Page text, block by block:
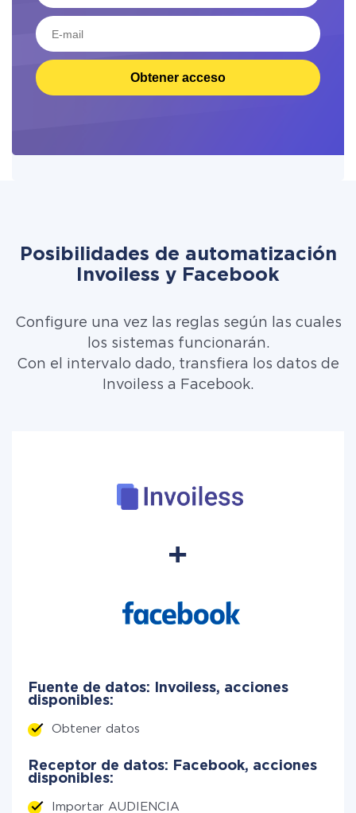
Obtener acceso
Posibilidades de automatización
Invoiless y Facebook
Configure una vez las reglas según las cuales
los sistemas funcionarán.
Con el intervalo dado, transfiera los datos de
Invoiless a Facebook.
Fuente de datos: Invoiless, acciones
disponibles:
Obtener datos
Receptor de datos: Facebook, acciones
disponibles:
Importar AUDIENCIA